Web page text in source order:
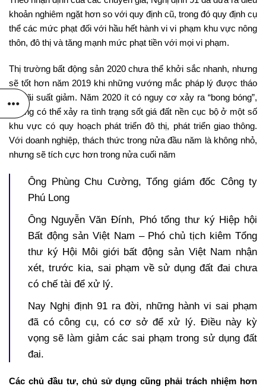
khoản nghiêm ngặt hơn so với quy định cũ, trong đó quy định cụ
thể các mức phạt đối với hầu hết hành vi vi phạm khu vực nông
thôn, đô thị và tăng mạnh mức phạt tiền với mọi vi phạm.
Thị trường bất động sản 2020 chưa thể khởi sắc nhanh, nhưng
sẽ tốt hơn năm 2019 khi những vướng mắc pháp lý được tháo
gỡ, lãi suất giảm. Năm 2020 ít có nguy cơ xảy ra “bong bóng”,
nhưng có thể xảy ra tình trạng sốt giá đất nền cục bộ ở một số
khu vực có quy hoạch phát triển đô thị, phát triển giao thông.
Với doanh nghiệp, thách thức trong nửa đầu năm là không nhỏ,
nhưng sẽ tích cực hơn trong nửa cuối năm
Ông Phùng Chu Cường, Tổng giám đốc Công ty
Phú Long
Ông Nguyễn Văn Đính, Phó tổng thư ký Hiệp hội
Bất động sản Việt Nam – Phó chủ tịch kiêm Tổng
thư ký Hội Môi giới bất động sản Việt Nam nhận
xét, trước kia, sai phạm về sử dụng đất đai chưa
có chế tài để xử lý.
Nay Nghị định 91 ra đời, những hành vi sai phạm
đã có công cụ, có cơ sở để xử lý. Điều này kỳ
vọng sẽ làm giảm các sai phạm trong sử dụng đất
đai.
Các chủ đầu tư, chủ sử dụng cũng phải trách nhiệm hơn